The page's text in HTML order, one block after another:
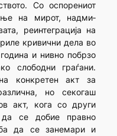
Со оспорениот
на мирот, надми­
реинтеграција на
кривични дела во
и нивно побрзо
слободни граѓани.
конкретен акт за
но секогаш
акт, кога со други
се добие правно
да се занемари и